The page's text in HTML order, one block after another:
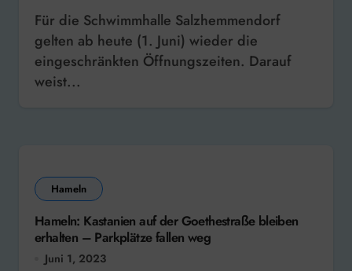
Für die Schwimmhalle Salzhemmendorf
gelten ab heute (1. Juni) wieder die
eingeschränkten Öffnungszeiten. Darauf
weist...
Hameln
Hameln: Kastanien auf der Goethestraße bleiben
erhalten – Parkplätze fallen weg
Juni 1, 2023